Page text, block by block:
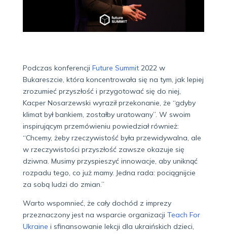
Podczas konferencji Future Summit2022 w
Bukareszcie, która koncentrowała się na tym, jak lepiej
zrozumieć przyszłość i przygotować się do niej,
Kacper Nosarzewski wyraził przekonanie, że “gdyby
klimat był bankiem, zostałby uratowany”. W swoim
inspirującym przemówieniu powiedział również:
“Chcemy, żeby rzeczywistość była przewidywalna, ale
w rzeczywistości przyszłość zawsze okazuje się
dziwna. Musimy przyspieszyć innowacje, aby uniknąć
rozpadu tego, co już mamy. Jedna rada: pociągnijcie
za sobą ludzi do zmian.”
Warto wspomnieć, że cały dochód z imprezy
przeznaczony jest na wsparcie organizacji Teach For
Ukraine i sfinansowanie lekcji dla ukraińskich dzieci,